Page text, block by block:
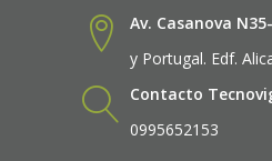
Av. Casanova
y Portugal. Edf.
Contacto
0995652153